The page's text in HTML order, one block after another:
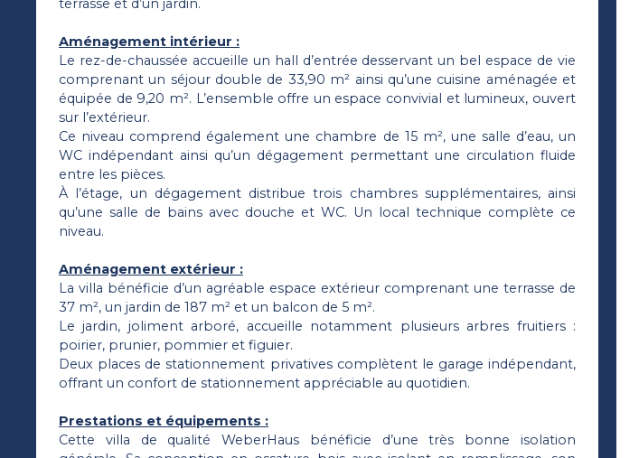
terrasse et d’un jardin.
Aménagement intérieur :
Le rez-de-chaussée accueille un hall d’entrée desservant un bel espace de vie
comprenant un séjour double de 33,90 m² ainsi qu’une cuisine aménagée et
équipée de 9,20 m². L’ensemble offre un espace convivial et lumineux, ouvert
sur l’extérieur.
Ce niveau comprend également une chambre de 15 m², une salle d’eau, un
WC indépendant ainsi qu’un dégagement permettant une circulation fluide
entre les pièces.
À l’étage, un dégagement distribue trois chambres supplémentaires, ainsi
qu’une salle de bains avec douche et WC. Un local technique complète ce
niveau.
Aménagement extérieur :
La villa bénéficie d’un agréable espace extérieur comprenant une terrasse de
37 m², un jardin de 187 m² et un balcon de 5 m².
Le jardin, joliment arboré, accueille notamment plusieurs arbres fruitiers :
poirier, prunier, pommier et figuier.
Deux places de stationnement privatives complètent le garage indépendant,
offrant un confort de stationnement appréciable au quotidien.
Prestations et équipements :
Cette villa de qualité WeberHaus bénéficie d’une très bonne isolation